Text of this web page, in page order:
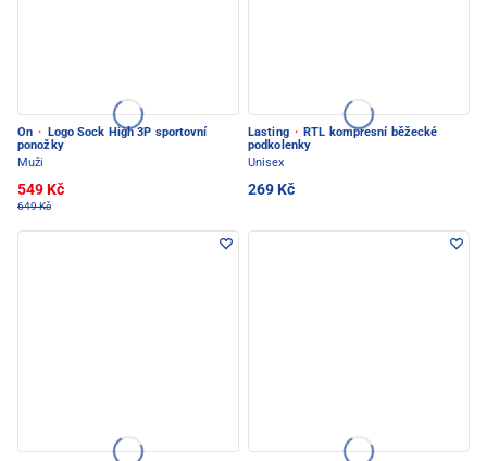
On ·
Logo Sock High 3P sportovní
ponožky
Muži
549 Kč
649 Kč
Lasting · RTL kompresní běžecké
podkolenky
Unisex
269 Kč